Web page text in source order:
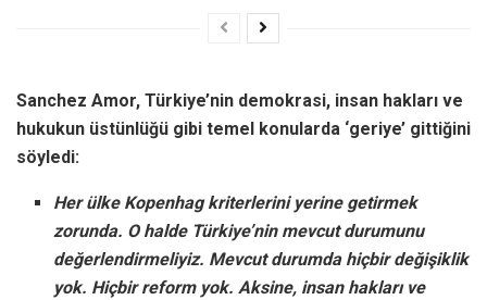
Sanchez Amor, Türkiye’nin demokrasi, insan hakları ve
hukukun üstünlüğü gibi temel konularda ‘geriye’ gittiğini
söyledi:
Her ülke Kopenhag kriterlerini yerine getirmek
zorunda. O halde Türkiye’nin mevcut durumunu
değerlendirmeliyiz. Mevcut durumda hiçbir değişiklik
yok. Hiçbir reform yok. Aksine, insan hakları ve